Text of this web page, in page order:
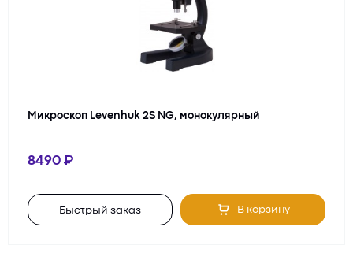
Микроскоп Levenhuk 2S NG, монокулярный
8490
Быстрый заказ В корзину